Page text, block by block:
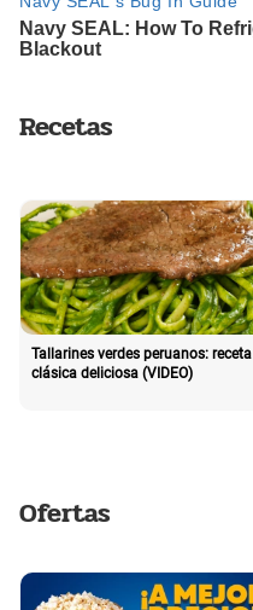
Recetas
Tallarines verdes peruanos: receta
clásica deliciosa (VIDEO)
Ofertas